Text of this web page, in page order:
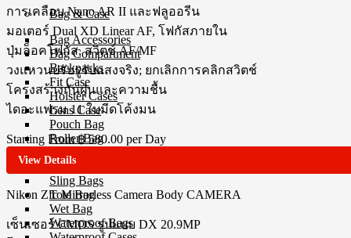
Bag & Case
Bag Accessories
Bag Compartment
Backpacks
Fit Case
Holster Cases
Lens Case
Pouch Bag
Roller Bag
Shoulder Bag
Sling Bags
Tote Bag
Wet Bag
Waterproof Bags
การเคลือบ Nano AR II และฟลูออรีน
มอเตอร์ Dual XD Linear AF, โฟกัสภายใน
ปุ่มล็อคโฟกัส, สวิตช์ AF/MF
วงแหวนปรับรูรับแสงจริง; ยกเลิกการคลิกสวิตช์
โครงสร้างกันฝุ่นและความชื้น
ไดอะแฟรม 11 ใบมีดโค้งมน
Starting From ฿ 580.00 per Day
View Details
Nikon Zfc Mirrorless Camera Body CAMERA
เซ็นเซอร์ CMOS รูปแบบ DX 20.9MP